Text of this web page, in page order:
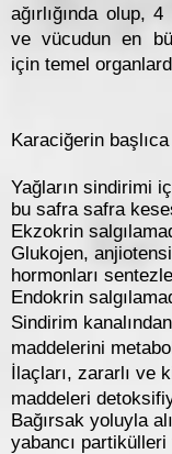
ağırlığında olup,
ve vücudun en
için temel
Karaciğerin
Yağların sindirimi
bu safra safra
Ekzokrin
Glukojen,
hormonları
Endokrin
Sindirim
maddelerini
İlaçları, zararlı ve
maddeleri
Bağırsak yoluyla
yabancı